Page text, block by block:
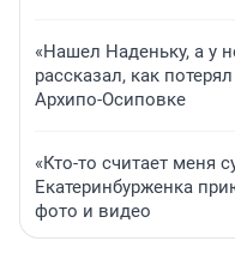
«Нашел Наденьку, а у
рассказал, как
Архипо-Осиповке
«Кто-то считает меня
Екатеринбурженка
фото и видео